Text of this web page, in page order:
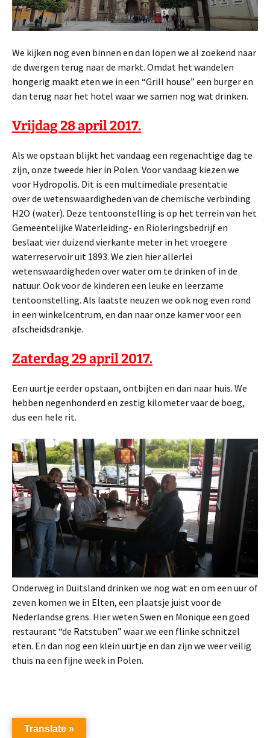
We kijken nog even binnen en dan lopen we al zoekend naar
de dwergen terug naar de markt. Omdat het wandelen
hongerig maakt eten we in een “Grill house” een burger en
dan terug naar het hotel waar we samen nog wat drinken.
Vrijdag 28 april 2017.
Als we opstaan blijkt het vandaag een regenachtige dag te
zijn, onze tweede hier in Polen. Voor vandaag kiezen we
voor Hydropolis. Dit is een multimediale presentatie
over de wetenswaardigheden van de chemische verbinding
H2O (water). Deze tentoonstelling is op het terrein van het
Gemeentelijke Waterleiding- en Rioleringsbedrijf en
beslaat vier duizend vierkante meter in het vroegere
waterreservoir uit 1893. We zien hier allerlei
wetenswaardigheden over water om te drinken of in de
natuur. Ook voor de kinderen een leuke en leerzame
tentoonstelling. Als laatste neuzen we ook nog even rond
in een winkelcentrum, en dan naar onze kamer voor een
afscheidsdrankje.
Zaterdag 29 april 2017.
Een uurtje eerder opstaan, ontbijten en dan naar huis. We
hebben negenhonderd en zestig kilometer vaar de boeg,
dus een hele rit.
Onderweg in Duitsland drinken we nog wat en om een uur of
zeven komen we in Elten, een plaatsje juist voor de
Nederlandse grens. Hier weten Swen en Monique een goed
restaurant “de Ratstuben” waar we een flinke schnitzel
eten. En dan nog een klein uurtje en dan zijn we weer veilig
thuis na een fijne week in Polen.
Translate »